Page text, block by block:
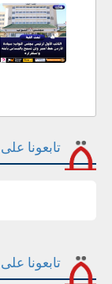
تابعونا
تابعونا على